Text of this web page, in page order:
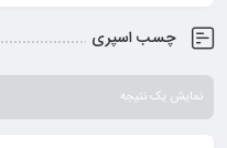
چسب اسپری
نمایش یک نتیجه